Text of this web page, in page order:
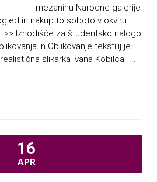
mezaninu Narodne galerije
in nakup to soboto v okviru
>> Izhodišče za študentsko nalogo
in Oblikovanje tekstilij je
slikarka Ivana Kobilca. ...
16
APR